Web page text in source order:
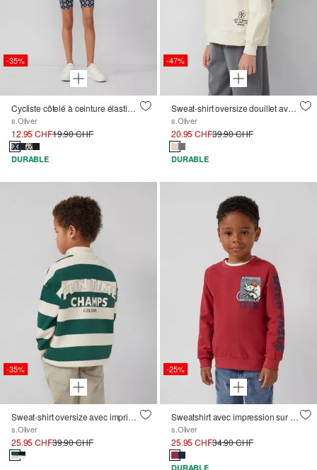
-35%
Cycliste côtelé à ceinture élastique
s.Oliver
12.95 CHF19.90 CHF
DURABLE
-47%
Sweat-shirt oversize douillet avec un imprimé discret
s.Oliver
20.95 CHF39.90 CHF
DURABLE
-35%
Sweat-shirt oversize avec imprimé et col montant
s.Oliver
25.95 CHF39.90 CHF
-25%
Sweatshirt avec impression sur la manche, le devant et le dos en jersey texturé
s.Oliver
25.95 CHF34.90 CHF
DURABLE